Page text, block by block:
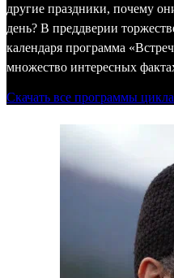
другие праздники, почему
день? В преддверии
календаря программа
множество интересных
Скачать все программы цикла